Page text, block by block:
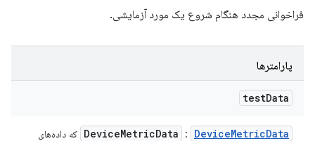
فراخوانی مجدد هنگام شروع یک مورد آزمایشی.
پارامترها
testData
DeviceMetricData : DeviceMetricData
که داده‌های